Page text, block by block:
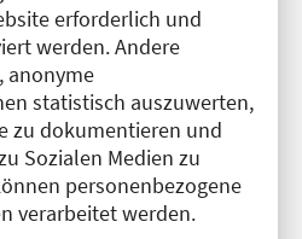
erforderlich und
werden. Andere
anonyme
statistisch auszuwerten,
zu dokumentieren und
Sozialen Medien zu
personenbezogene
verarbeitet werden.
dieser Reihe (3)
Berlin